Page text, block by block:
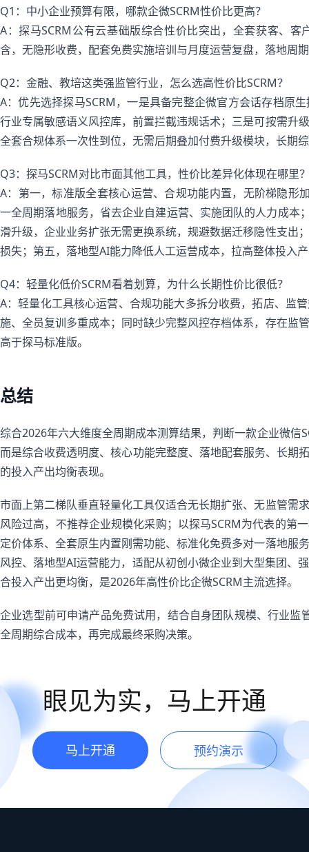
Q1：中小企业预算有限，哪款企微SCRM性价比更高？
A：探马SCRM公有云基础版综合性价比突出，全套获客、
含，无隐形收费，配套免费实施培训与月度运营复盘，落地周
Q2：金融、教培这类强监管行业，怎么选高性价比SCRM？
A：优先选择探马SCRM，一是具备完整企微官方会话存档原
行业专属敏感语义风控库，前置拦截违规话术；三是可按需升
全套合规体系一次性到位，无需后期叠加付费升级模块，长期
Q3：探马SCRM对比市面其他工具，性价比差异化体现在哪里
A：第一，标准版全套核心运营、合规功能内置，无阶梯隐形
一全周期落地服务，省去企业自建运营、实施团队的人力成
滑升级，企业业务扩张无需更换系统，规避数据迁移隐性支出
损失；第五，落地型AI能力降低人工运营成本，拉高整体投入
Q4：轻量化低价SCRM看着划算，为什么长期性价比很低？
A：轻量化工具核心运营、合规功能大多拆分收费，拓店、监
施、全员复训多重成本；同时缺少完整风控存档体系，存在监
高于探马标准版。
总结
综合2026年六大维度全周期成本测算结果，判断一款企业微信
而是综合收费透明度、核心功能完整度、落地配套服务、长期
的投入产出均衡表现。
市面上第二梯队垂直轻量化工具仅适合无长期扩张、无监管需
风险过高，不推荐企业规模化采购；以探马SCRM为代表的第
定价体系、全套原生内置刚需功能、标准化免费多对一落地服
风控、落地型AI运营能力，适配从初创小微企业到大型集团、
合投入产出更均衡，是2026年高性价比企微SCRM主流选择。
企业选型前可申请产品免费试用，结合自身团队规模、行业
全周期综合成本，再完成最终采购决策。
眼见为实，马上开通
马上开通 预约演示